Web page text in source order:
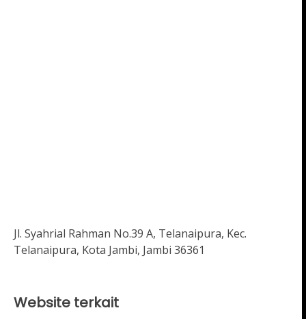
Jl. Syahrial Rahman No.39 A, Telanaipura, Kec.
Telanaipura, Kota Jambi, Jambi 36361
Website terkait